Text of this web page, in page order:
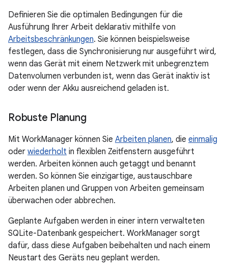
Definieren Sie die optimalen Bedingungen für die
Ausführung Ihrer Arbeit deklarativ mithilfe von
Arbeitsbeschränkungen. Sie können beispielsweise
festlegen, dass die Synchronisierung nur ausgeführt wird,
wenn das Gerät mit einem Netzwerk mit unbegrenztem
Datenvolumen verbunden ist, wenn das Gerät inaktiv ist
oder wenn der Akku ausreichend geladen ist.
Robuste Planung
Mit WorkManager können Sie Arbeiten planen, die einmalig
oder wiederholt in flexiblen Zeitfenstern ausgeführt
werden. Arbeiten können auch getaggt und benannt
werden. So können Sie einzigartige, austauschbare
Arbeiten planen und Gruppen von Arbeiten gemeinsam
überwachen oder abbrechen.
Geplante Aufgaben werden in einer intern verwalteten
SQLite-Datenbank gespeichert. WorkManager sorgt
dafür, dass diese Aufgaben beibehalten und nach einem
Neustart des Geräts neu geplant werden.